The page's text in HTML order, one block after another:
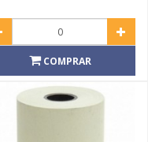
COMPRAR